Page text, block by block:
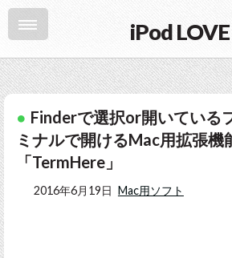
iPod LOVE
Finderで選択or開いている
ミナルで開けるMac用拡張機
「TermHere」
2016年6月19日 Mac用ソフト